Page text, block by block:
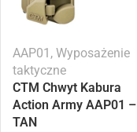
AAP01 , Wyposażenie
taktyczne
CTM Chwyt Kabura
Action Army AAP01 –
TAN